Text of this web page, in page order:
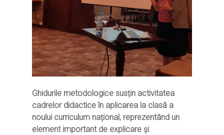
Ghidurile metodologice susțin activitatea
cadrelor didactice în aplicarea la clasă a
noului curriculum național, reprezentând un
element important de explicare și